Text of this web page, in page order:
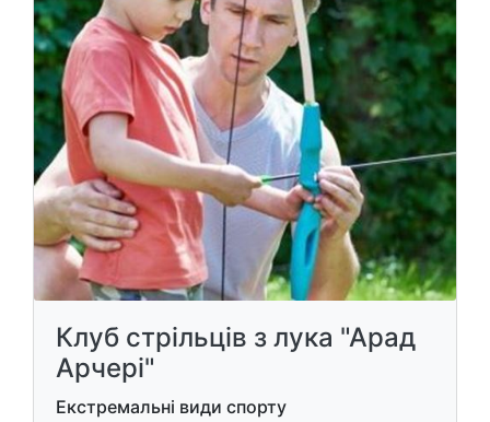
Клуб стрільців з лука "Арад
Арчері"
Екстремальні види спорту